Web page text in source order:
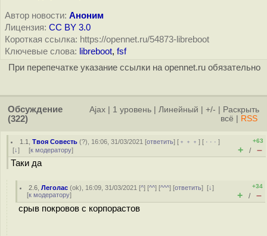
Автор новости: Аноним
Лицензия: CC BY 3.0
Короткая ссылка: https://opennet.ru/54873-libreboot
Ключевые слова: libreboot, fsf
При перепечатке указание ссылки на opennet.ru обязательно
Обсуждение
(322)
Ajax 1 уровень Линейный +/-
Раскрыть
всё
RSS
1.1 ,Твоя Совесть (?), 16:06, 31/03/2021 [ответить] [ ﹢﹢﹢] [ · · ·]
[↓] [к модератору]
+63
+ / –
Таки да
2.6 ,Леголас (ok), 16:09, 31/03/2021 [^] [^^] [^^^] [ответить][↓]
[к модератору]
+34
+ / –
срыв покровов с корпорастов